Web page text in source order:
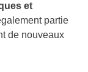
et
partie
de nouveaux